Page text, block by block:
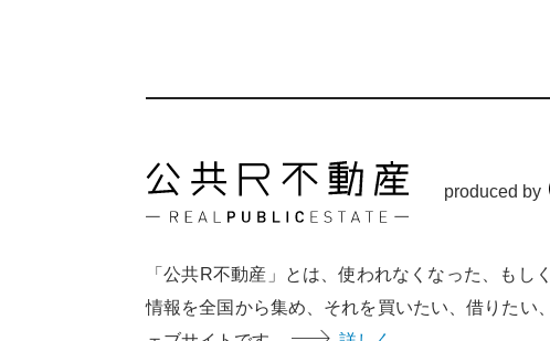
produced by
「公共R不動産」とは、使われなくなった、も
情報を全国から集め、それを買いたい、借りたい